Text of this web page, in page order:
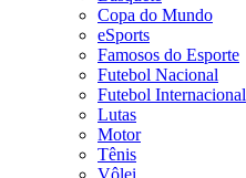
Copa do Mundo
eSports
Famosos do Esporte
Futebol Nacional
Futebol Internacional
Lutas
Motor
Tênis